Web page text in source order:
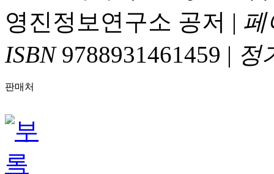
영진정보연구소 공저 | 페
ISBN9788931461459 | 정
판매처